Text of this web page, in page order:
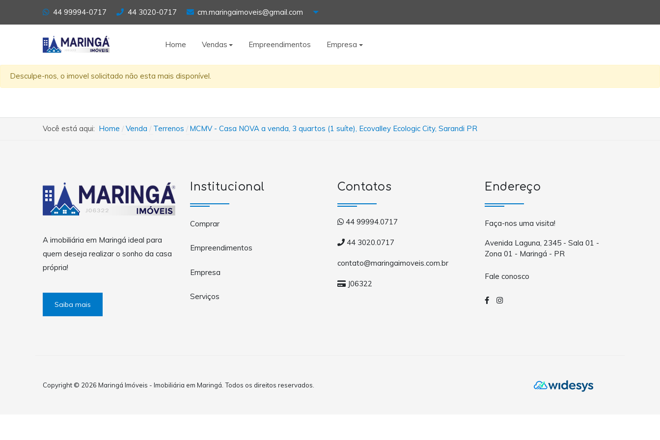
44 99994-0717 44 3020-0717 cm.maringaimoveis@gmail.com
Home Vendas Empreendimentos Empresa
Desculpe-nos, o imovel solicitado não esta mais disponível.
Você está aqui: Home Venda Terrenos MCMV - Casa NOVA a venda, 3 quartos (1 suíte), Ecovalley Ecologic City, Sarandi PR
A imobiliária em Maringá ideal para
quem deseja realizar o sonho da casa
própria!
Saiba mais
Institucional
Comprar
Empreendimentos
Empresa
Serviços
Contatos
44 99994.0717
44 3020.0717
contato@maringaimoveis.com.br
J06322
Endereço
Faça-nos uma visita!
Avenida Laguna, 2345 - Sala 01 -
Zona 01 - Maringá - PR
Fale conosco
Copyright © 2026 Maringá Imóveis - Imobiliária em Maringá. Todos os direitos reservados.